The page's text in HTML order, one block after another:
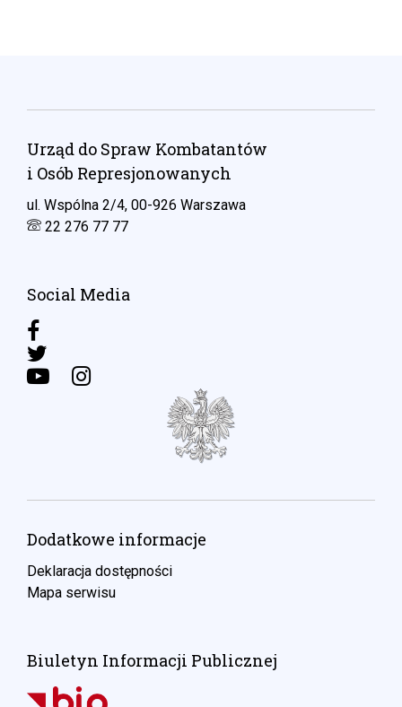
Urząd do Spraw Kombatantów
i Osób Represjonowanych
ul. Wspólna 2/4, 00-926 Warszawa
22 276 77 77
Social Media
Dodatkowe informacje
Deklaracja dostępności
Mapa serwisu
Biuletyn Informacji Publicznej